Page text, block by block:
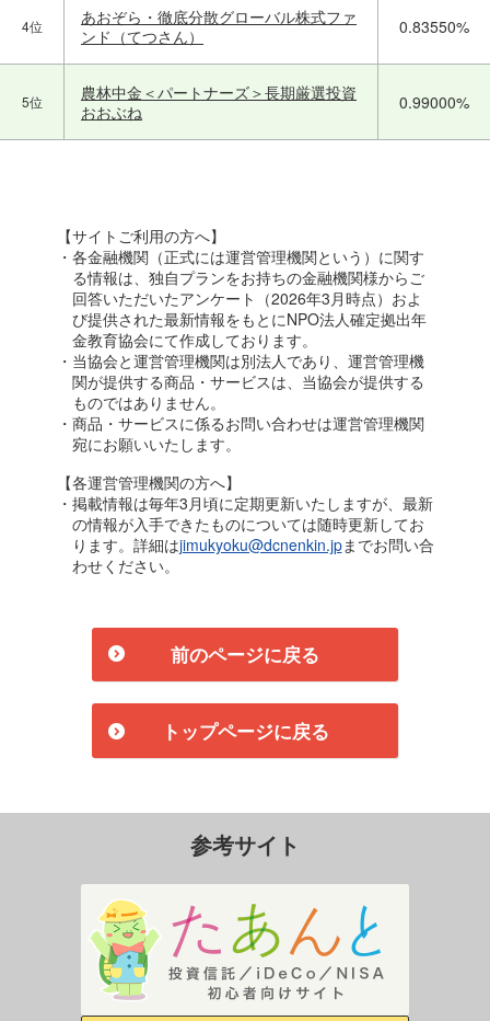
4位
あおぞら・徹底分散グローバル株式ファ
ンド（てつさん）
0.83550%
5位
農林中金＜パートナーズ＞長期厳選投資
おおぶね
0.99000%
【サイトご利用の方へ】
・各金融機関（正式には運営管理機関という）に関す
る情報は、独自プランをお持ちの金融機関様からご
回答いただいたアンケート（2026年3月時点）およ
び提供された最新情報をもとにNPO法人確定拠出年
金教育協会にて作成しております。
・当協会と運営管理機関は別法人であり、運営管理機
関が提供する商品・サービスは、当協会が提供する
ものではありません。
・商品・サービスに係るお問い合わせは運営管理機関
宛にお願いいたします。
【各運営管理機関の方へ】
・掲載情報は毎年3月頃に定期更新いたしますが、最新
の情報が入手できたものについては随時更新してお
ります。詳細はjimukyoku@dcnenkin.jpまでお問い合
わせください。
前のページに戻る
トップページに戻る
参考サイト